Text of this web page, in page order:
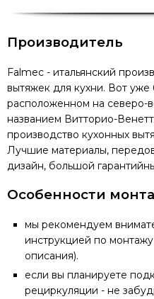
Производитель
Falmec - итальянский
вытяжек для кухни. Вот уже
расположенном на северо-
названием Витторио-
производство кухонных
Лучшие материалы,
дизайн, большой
Особенности
мы рекомендуем
инструкцией по
описания).
если вы планируете
рециркуляции - не